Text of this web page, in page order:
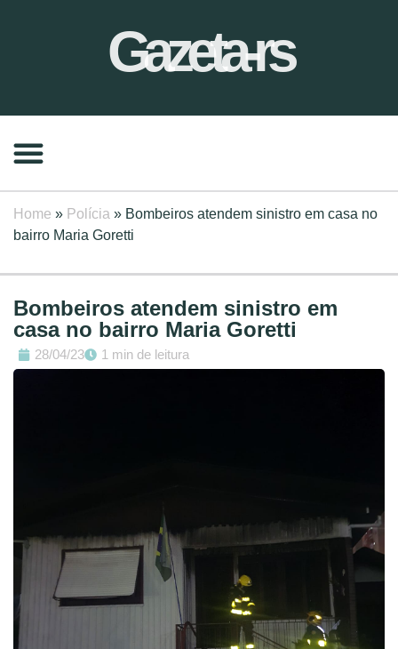
Gazeta-rs
Home » Polícia » Bombeiros atendem sinistro em casa no
bairro Maria Goretti
Bombeiros atendem sinistro em
casa no bairro Maria Goretti
28/04/23 1 min de leitura